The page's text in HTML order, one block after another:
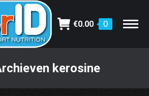
€0.00 0
kerosine